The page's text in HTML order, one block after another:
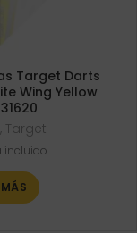
Target Darts
Wing Yellow
, Target
incluido
MÁS